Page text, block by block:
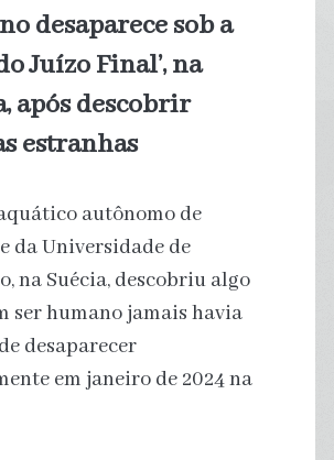
desaparece sob a
Juízo Final’, na
após descobrir
estranhas
autônomo de
da Universidade de
na Suécia, descobriu algo
ser humano jamais havia
desaparecer
em janeiro de 2024 na